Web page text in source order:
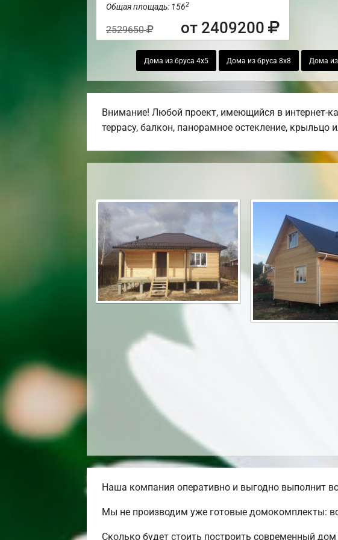
Общая площадь: 1562
2529650 от 2409200
Дома из бруса 4х5 Дома из бруса 8х8 Дома
Внимание! Любой проект, имеющийся в интернет-
террасу, балкон, панорамное остекление, крыльцо
Наша компания оперативно и выгодно выполнит
Мы не производим уже готовые домокомплекты:
Сколько будет стоить построить современный